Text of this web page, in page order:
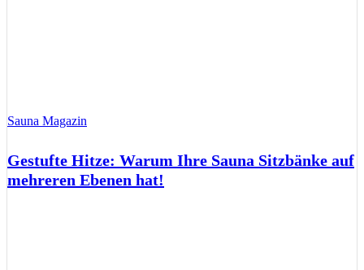
Sauna Magazin
Gestufte Hitze: Warum Ihre Sauna Sitzbänke auf
mehreren Ebenen hat!